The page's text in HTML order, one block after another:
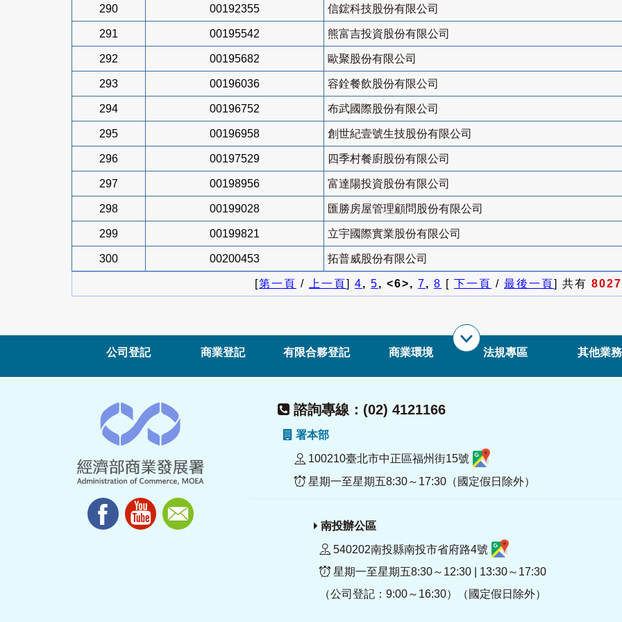
290 00192355 信鋐科技股份有限公司
291 00195542 熊富吉投資股份有限公司
292 00195682 歐聚股份有限公司
293 00196036 容銓餐飲股份有限公司
294 00196752 布武國際股份有限公司
295 00196958 創世紀壹號生技股份有限公司
296 00197529 四季村餐廚股份有限公司
297 00198956 富達陽投資股份有限公司
298 00199028 匯勝房屋管理顧問股份有限公司
299 00199821 立宇國際實業股份有限公司
300 00200453 拓普威股份有限公司
[第一頁 / 上一頁] 4, 5, <6>, 7, 8 [ 下一頁 / 最後一頁] 共有 8027
公司登記 商業登記 有限合夥登記 商業環境 法規專區 其他業務
諮詢專線：(02) 4121166
署本部
100210臺北市中正區福州街15號
星期一至星期五8:30～17:30（國定假日除外）
南投辦公區
540202南投縣南投市省府路4號
星期一至星期五8:30～12:30 | 13:30～17:30
（公司登記：9:00～16:30）（國定假日除外）